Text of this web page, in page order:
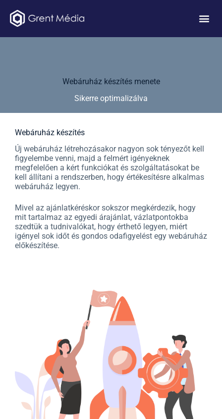
Webáruház készítés menete
Sikerre optimalizálva
Webáruház készítés
Új webáruház létrehozásakor nagyon sok tényezőt kell
figyelembe venni, majd a felmért igényeknek
megfelelően a kért funkciókat és szolgáltatásokat be
kell állítani a rendszerben, hogy értékesítésre alkalmas
webáruház legyen.
Mivel az ajánlatkéréskor sokszor megkérdezik, hogy
mit tartalmaz az egyedi árajánlat, vázlatpontokba
szedtük a tudnivalókat, hogy érthető legyen, miért
igényel sok időt és gondos odafigyelést egy webáruház
előkészítése.